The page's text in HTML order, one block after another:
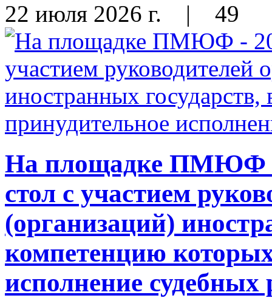
22 июля 2026 г. | 49
На площадке ПМЮФ -
стол с участием
(организаций)
компетенцию
исполнение